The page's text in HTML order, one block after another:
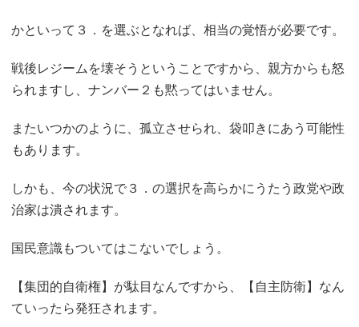
かといって３．を選ぶとなれば、相当の覚悟が必要です。
戦後レジームを壊そうということですから、親方からも怒
られますし、ナンバー２も黙ってはいません。
またいつかのように、孤立させられ、袋叩きにあう可能性
もあります。
しかも、今の状況で３．の選択を高らかにうたう政党や政
治家は潰されます。
国民意識もついてはこないでしょう。
【集団的自衛権】が駄目なんですから、【自主防衛】なん
ていったら発狂されます。